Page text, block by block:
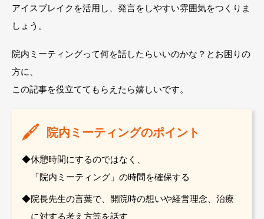
アイスブレイクを活用し、発言をしやすい雰囲気をつくりま
しょう。
院内ミーティングって何を話したらいいのかな？とお困りの
方に、
この記事を役立ててもらえたら嬉しいです。
院内ミーティングのポイント
休憩時間にするのではなく、
「院内ミーティング」の時間を確保する
院長先生の言葉で、開院時の想いや経営理念、治療
に対する考え方等を話す